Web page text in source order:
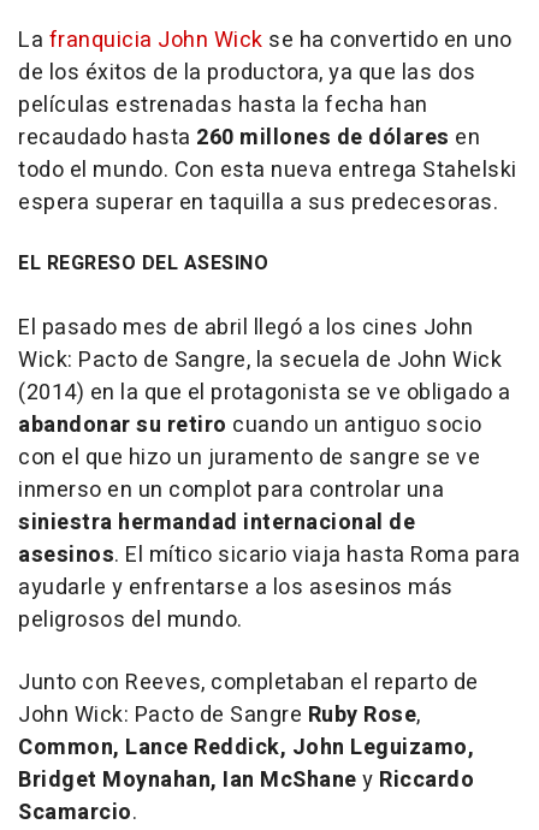
La franquicia John Wick se ha convertido en uno
de los éxitos de la productora, ya que las dos
películas estrenadas hasta la fecha han
recaudado hasta 260 millones de dólares en
todo el mundo. Con esta nueva entrega Stahelski
espera superar en taquilla a sus predecesoras.
EL REGRESO DEL ASESINO
El pasado mes de abril llegó a los cines John
Wick: Pacto de Sangre, la secuela de John Wick
(2014) en la que el protagonista se ve obligado a
abandonar su retiro cuando un antiguo socio
con el que hizo un juramento de sangre se ve
inmerso en un complot para controlar una
siniestra hermandad internacional de
asesinos. El mítico sicario viaja hasta Roma para
ayudarle y enfrentarse a los asesinos más
peligrosos del mundo.
Junto con Reeves, completaban el reparto de
John Wick: Pacto de Sangre Ruby Rose,
Common, Lance Reddick, John Leguizamo,
Bridget Moynahan, Ian McShaney Riccardo
Scamarcio.